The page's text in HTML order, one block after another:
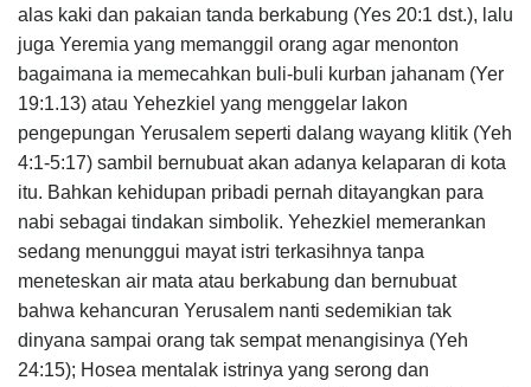
alas kaki dan pakaian tanda berkabung (Yes 20:1 dst.), lalu
juga Yeremia yang memanggil orang agar menonton
bagaimana ia memecahkan buli-buli kurban jahanam (Yer
19:1.13) atau Yehezkiel yang menggelar lakon
pengepungan Yerusalem seperti dalang wayang klitik (Yeh
4:1-5:17) sambil bernubuat akan adanya kelaparan di kota
itu. Bahkan kehidupan pribadi pernah ditayangkan para
nabi sebagai tindakan simbolik. Yehezkiel memerankan
sedang menunggui mayat istri terka­sih­nya tanpa
meneteskan air mata atau berkabung dan bernubuat
bahwa kehancuran Yerusalem nanti sedemikian tak
dinyana sampai orang tak sempat menangisinya (Yeh
24:15); Hosea mentalak istrinya yang serong dan